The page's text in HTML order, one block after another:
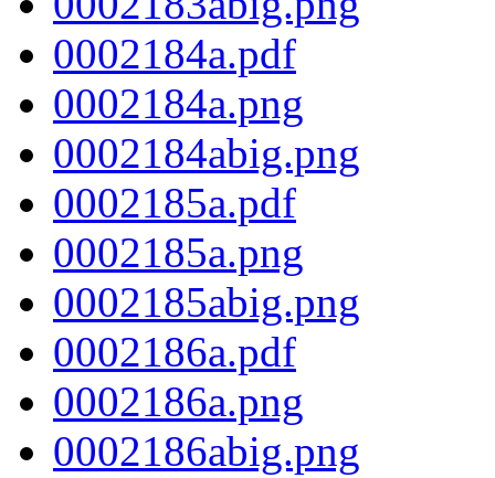
0002184a.pdf
0002184a.png
0002184abig.png
0002185a.pdf
0002185a.png
0002185abig.png
0002186a.pdf
0002186a.png
0002186abig.png